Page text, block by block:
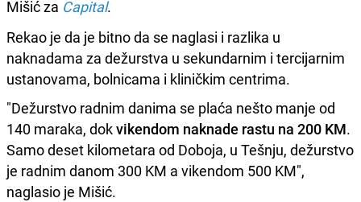
Mišić za Capital.
Rekao je da je bitno da se naglasi i razlika u
naknadama za dežurstva u sekundarnim i tercijarnim
ustanovama, bolnicama i kliničkim centrima.
"Dežurstvo radnim danima se plaća nešto manje od
140 maraka, dokvikendom naknade rastu na 200 KM.
Samo deset kilometara od Doboja, u Tešnju, dežurstvo
je radnim danom 300 KM a vikendom 500 KM",
naglasio je Mišić.